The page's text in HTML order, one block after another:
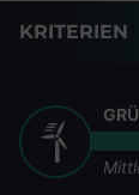
KRITERIEN